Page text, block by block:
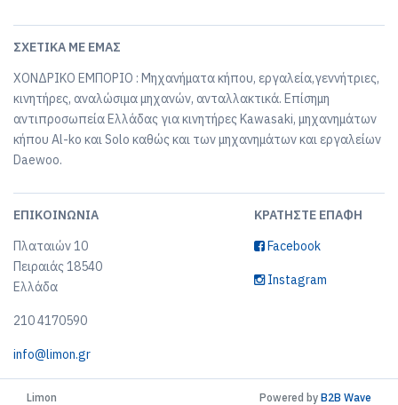
ΣΧΕΤΙΚΆ ΜΕ ΕΜΆΣ
ΧΟΝΔΡΙΚΟ ΕΜΠΟΡΙΟ : Μηχανήματα κήπου, εργαλεία,γεννήτριες,
κινητήρες, αναλώσιμα μηχανών, ανταλλακτικά. Επίσημη
αντιπροσωπεία Ελλάδας για κινητήρες Kawasaki, μηχανημάτων
κήπου Al-ko και Solo καθώς και των μηχανημάτων και εργαλείων
Daewoo.
ΕΠΙΚΟΙΝΩΝΊΑ
Πλαταιών 10
Πειραιάς 18540
Ελλάδα
210 4170590
info@limon.gr
ΚΡΑΤΉΣΤΕ ΕΠΑΦΉ
Facebook
Instagram
Limon Powered by B2B Wave